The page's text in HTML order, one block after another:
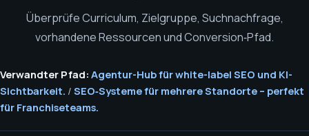
Überprüfe Curriculum, Zielgruppe, Suchnachfrage,
vorhandene Ressourcen und Conversion‑Pfad.
Verwandter Pfad: Agentur-Hub für white-label SEO und KI-
Sichtbarkeit. / SEO‑Systeme für mehrere Standorte – perfekt
für Franchiseteams.